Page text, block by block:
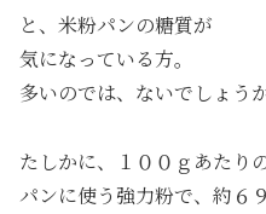
と、米粉パンの糖質が
気になっている方。
多いのでは、ないでしょうか
たしかに、１００ｇあたり
パンに使う強力粉で、約６